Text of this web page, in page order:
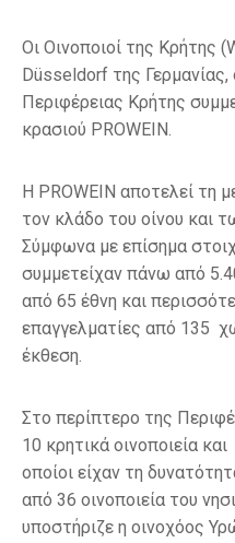
Οι Οινοποιοί της Κρήτης
Düsseldorf της
Περιφέρειας Κρήτης
κρασιού PROWEIN.
Η PROWEIN αποτελεί τη
τον κλάδο του οίνου και
Σύμφωνα με επίσημα
συμμετείχαν πάνω από
από 65 έθνη και
επαγγελματίες από 135
έκθεση.
Στο περίπτερο της
10 κρητικά οινοποιεία
οποίοι είχαν τη
από 36 οινοποιεία του
υποστήριζε η οινοχόος